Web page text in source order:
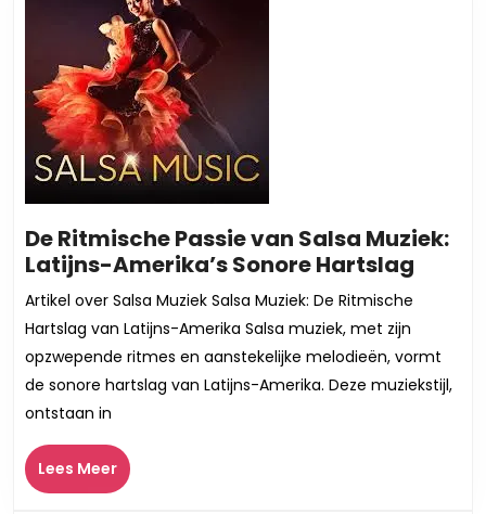
De Ritmische Passie van Salsa Muziek:
Latijns-Amerika’s Sonore Hartslag
Salsa
Artikel over Salsa Muziek Salsa Muziek: De Ritmische
Hartslag van Latijns-Amerika Salsa muziek, met zijn
opzwepende ritmes en aanstekelijke melodieën, vormt
de sonore hartslag van Latijns-Amerika. Deze muziekstijl,
ontstaan in
Lees MeerLees
Meer